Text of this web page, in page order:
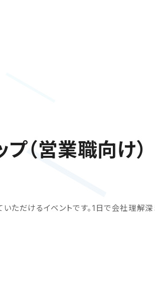
（営業職向け）
ただけるイベントです。1日で会社理解深